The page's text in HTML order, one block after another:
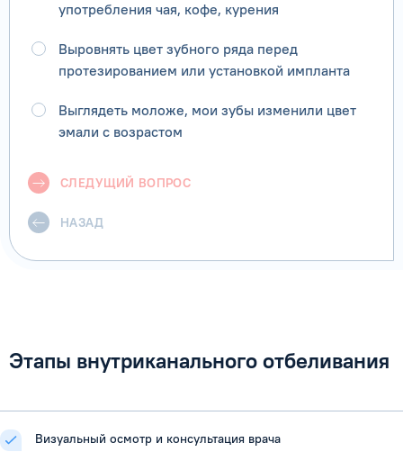
употребления чая, кофе, курения
Выровнять цвет зубного ряда перед
протезированием или установкой импланта
Выглядеть моложе, мои зубы изменили цвет
эмали с возрастом
СЛЕДУЩИЙ ВОПРОС
НАЗАД
Этапы внутриканального отбеливания
Визуальный осмотр и консультация врача